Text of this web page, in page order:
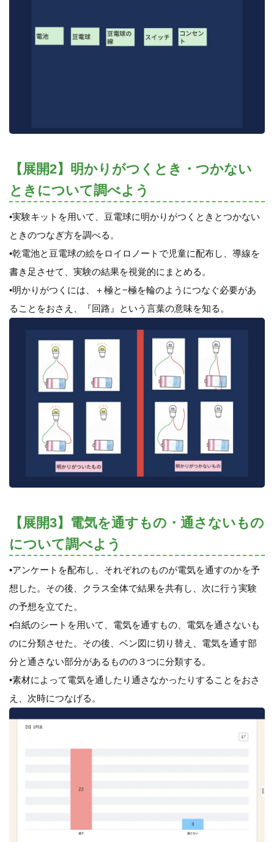
【展開2】明かりがつくとき・つかない
ときについて調べよう
•実験キットを用いて、豆電球に明かりがつくときとつかない
ときのつなぎ方を調べる。
•乾電池と豆電球の絵をロイロノートで児童に配布し、導線を
書き足させて、実験の結果を視覚的にまとめる。
•明かりがつくには、＋極と−極を輪のようにつなぐ必要があ
ることをおさえ、『回路』という言葉の意味を知る。
【展開3】電気を通すもの・通さないもの
について調べよう
•アンケートを配布し、それぞれのものが電気を通すのかを予
想した。その後、クラス全体で結果を共有し、次に行う実験
の予想を立てた。
•白紙のシートを用いて、電気を通すもの、電気を通さないも
のに分類させた。その後、ベン図に切り替え、電気を通す部
分と通さない部分があるものの３つに分類する。
•素材によって電気を通したり通さなかったりすることをおさ
え、次時につなげる。